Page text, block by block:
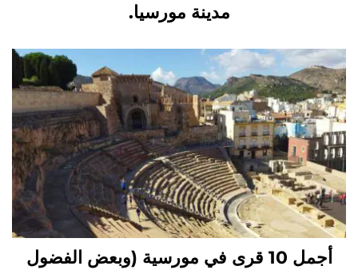
مدينة مورسيا.
أجمل 10 قرى في مورسية (وبعض الفضول